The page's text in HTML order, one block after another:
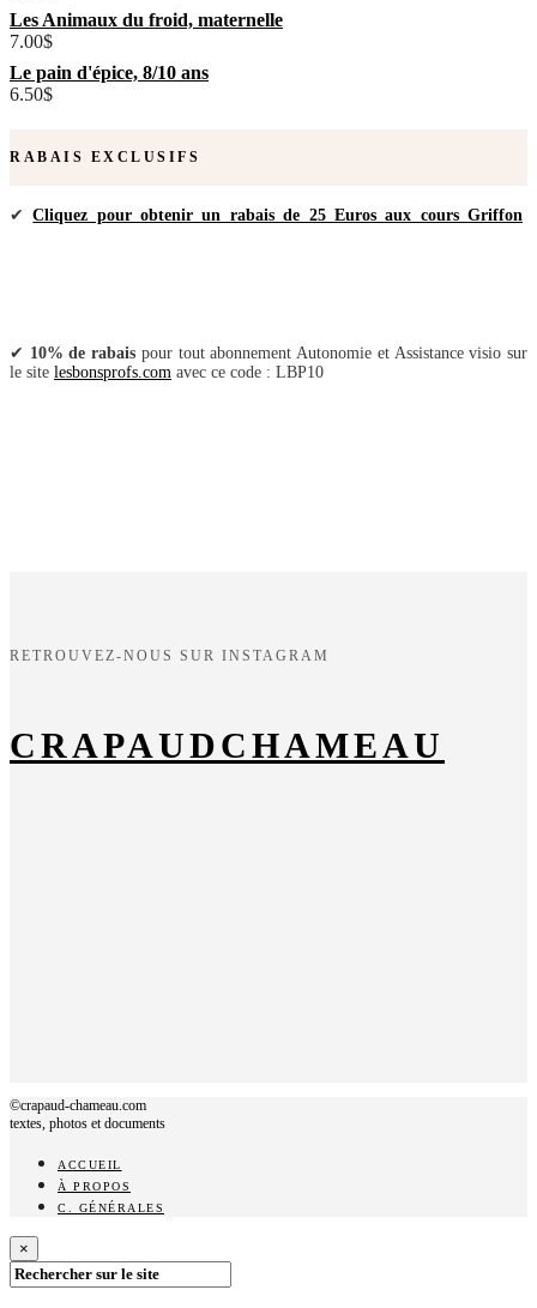
Les Animaux du froid, maternelle
7.00$
Le pain d'épice, 8/10 ans
6.50$
RABAIS EXCLUSIFS
✔Cliquez pour obtenir un rabais de 25 Euros aux cours Griffon
✔ 10% de rabais pour tout abonnement Autonomie et Assistance visio sur
le site lesbonsprofs.com avec ce code : LBP10
RETROUVEZ-NOUS SUR INSTAGRAM
CRAPAUDCHAMEAU
©crapaud-chameau.com
textes, photos et documents
ACCUEIL
À PROPOS
C. GÉNÉRALES
×